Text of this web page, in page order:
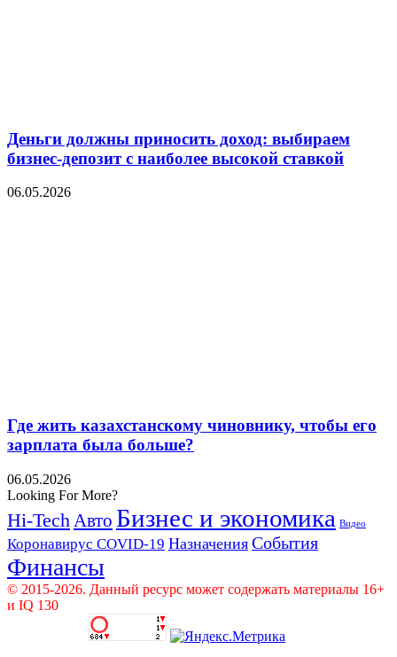
Деньги должны приносить доход: выбираем
бизнес-депозит с наиболее высокой ставкой
06.05.2026
Где жить казахстанскому чиновнику, чтобы его
зарплата была больше?
06.05.2026
Looking For More?
Hi-Tech Авто Бизнес и экономика Видео
Коронавирус COVID-19 Назначения События
Финансы
© 2015-2026. Данный ресурс может содержать материалы 16+
и IQ 130